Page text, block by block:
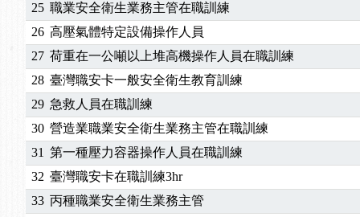
25 職業安全衛生業務主管在職訓練
26 高壓氣體特定設備操作人員
27 荷重在一公噸以上堆高機操作人員在職訓練
28 臺灣職安卡一般安全衛生教育訓練
29 急救人員在職訓練
30 營造業職業安全衛生業務主管在職訓練
31 第一種壓力容器操作人員在職訓練
32 臺灣職安卡在職訓練3hr
33 丙種職業安全衛生業務主管